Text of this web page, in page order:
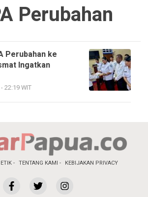
Perubahan
Perubahan ke
Ingatkan
22:19 WIT
TENTANG KAMI KEBIJAKAN PRIVACY